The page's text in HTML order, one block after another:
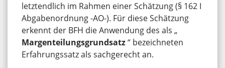
letztendlich im Rahmen einer Schätzung (§ 162 I
Abgabenordnung -AO-). Für diese Schätzung
erkennt der BFH die Anwendung des als „
Margenteilungsgrundsatz“ bezeichneten
Erfahrungssatz als sachgerecht an.